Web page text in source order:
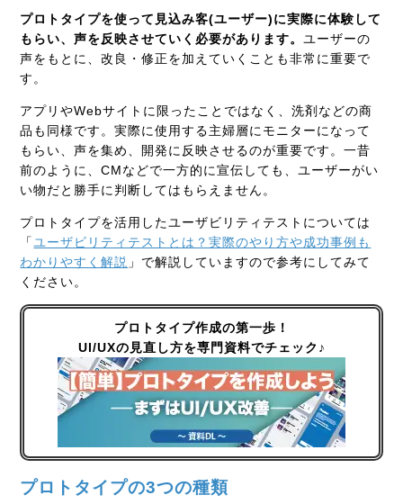
プロトタイプを使って見込み客(ユーザー)に実際に体験して
もらい、声を反映させていく必要があります。ユーザーの
声をもとに、改良・修正を加えていくことも非常に重要で
す。
アプリやWebサイトに限ったことではなく、洗剤などの商
品も同様です。実際に使用する主婦層にモニターになって
もらい、声を集め、開発に反映させるのが重要です。一昔
前のように、CMなどで一方的に宣伝しても、ユーザーがい
い物だと勝手に判断してはもらえません。
プロトタイプを活用したユーザビリティテストについては
「 ユーザビリティテストとは？実際のやり方や成功事例も
わかりやすく解説 」で解説していますので参考にしてみて
ください。
プロトタイプ作成の第一歩！
UI/UXの見直し方を専門資料でチェック♪
プロトタイプの3つの種類